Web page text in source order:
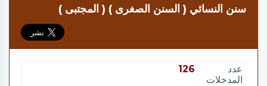
سنن النسائي ( السنن الصغرى ) ( المجتبى )
عدد
المدخلات
126